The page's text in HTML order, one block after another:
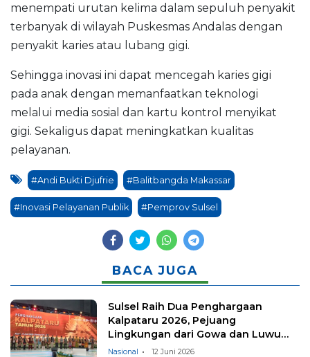
menempati urutan kelima dalam sepuluh penyakit
terbanyak di wilayah Puskesmas Andalas dengan
penyakit karies atau lubang gigi.
Sehingga inovasi ini dapat mencegah karies gigi
pada anak dengan memanfaatkan teknologi
melalui media sosial dan kartu kontrol menyikat
gigi. Sekaligus dapat meningkatkan kualitas
pelayanan.
#Andi Bukti Djufrie #Balitbangda Makassar
#Inovasi Pelayanan Publik #Pemprov Sulsel
BACA JUGA
Sulsel Raih Dua Penghargaan
Kalpataru 2026, Pejuang
Lingkungan dari Gowa dan Luwu
Timur Harumkan Nama Daerah
Nasional 12 Juni 2026